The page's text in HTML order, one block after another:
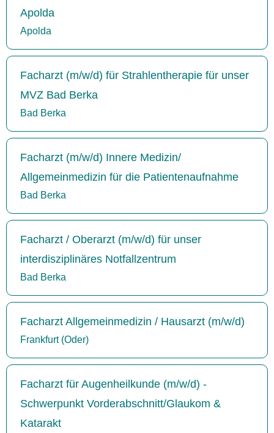
Apolda
Apolda
Facharzt (m/w/d) für Strahlentherapie für unser
MVZ Bad Berka
Bad Berka
Facharzt (m/w/d) Innere Medizin/
Allgemeinmedizin für die Patientenaufnahme
Bad Berka
Facharzt / Oberarzt (m/w/d) für unser
interdisziplinäres Notfallzentrum
Bad Berka
Facharzt Allgemeinmedizin / Hausarzt (m/w/d)
Frankfurt (Oder)
Facharzt für Augenheilkunde (m/w/d) -
Schwerpunkt Vorderabschnitt/Glaukom &
Katarakt